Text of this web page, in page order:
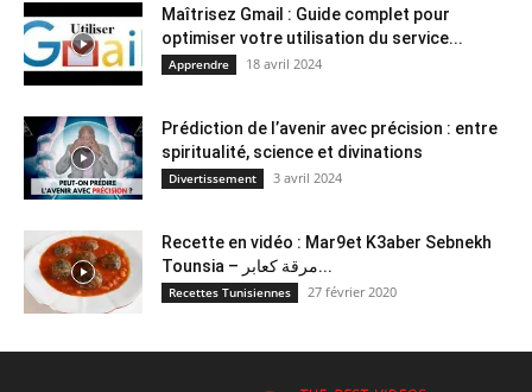
Maîtrisez Gmail : Guide complet pour
optimiser votre utilisation du service...
Apprendre 18 avril 2024
Prédiction de l’avenir avec précision : entre
spiritualité, science et divinations
Divertissement 3 avril 2024
Recette en vidéo : Mar9et K3aber Sebnekh
Tounsia – مرقة كعابر...
Recettes Tunisiennes 27 février 2020